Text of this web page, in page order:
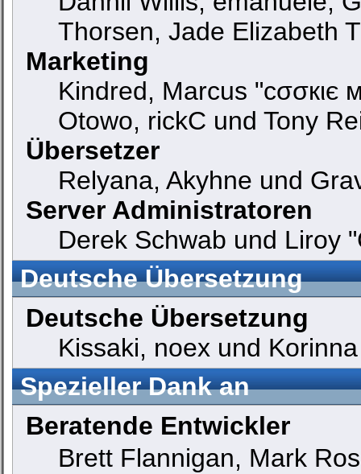
Thorsen, Jade Elizabeth
Marketing
Kindred, Marcus "cσσкιє
Otowo, rickC und Tony
Übersetzer
Relyana, Akyhne und
Server Administratoren
Derek Schwab und Liroy
Deutsche Übersetzung
Deutsche Übersetzung
Kissaki, noex und
Spezieller Dank an
Beratende Entwickler
Brett Flannigan, Mark